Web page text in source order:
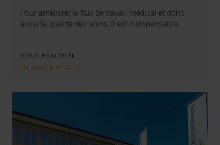
Pour améliorer le flux de travail médical et donc
aussi la qualité des soins, il est indispensable…
VISUS HEALTH IT
EN SAVOIR PLUS